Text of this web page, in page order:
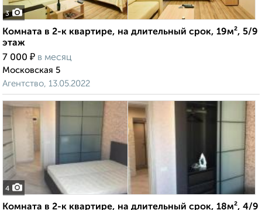
3
Комната в 2-к квартире, на длительный срок, 19м², 5/9
этаж
7 000 ₽ в месяц
Московская 5
Агентство, 13.05.2022
4
Комната в 2-к квартире, на длительный срок, 18м², 4/9